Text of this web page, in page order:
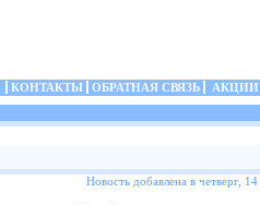
КОНТАКТЫ ОБРАТНАЯ СВЯЗЬ АКЦИИ
Новость добавлена в четверг,